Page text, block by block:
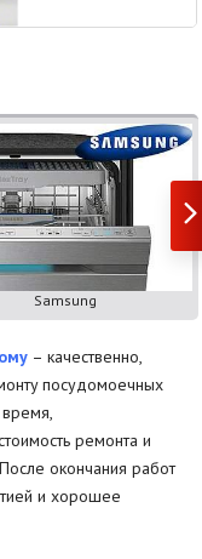
Samsung
– качественно,
посудомоечных
ремонта и
окончания работ
и хорошее